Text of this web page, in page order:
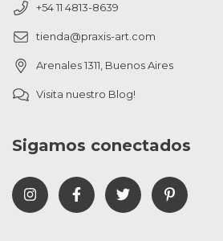
+54 11 4813-8639
tienda@praxis-art.com
Arenales 1311, Buenos Aires
Visita nuestro Blog!
Sigamos conectados